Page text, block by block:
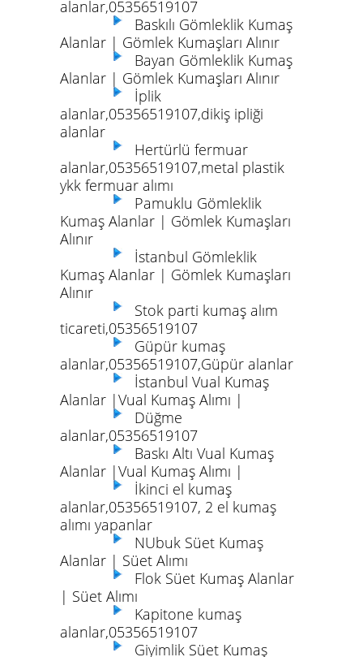
alanlar,05356519107
Baskılı Gömleklik Kumaş
Alanlar | Gömlek Kumaşları Alınır
Bayan Gömleklik Kumaş
Alanlar | Gömlek Kumaşları Alınır
İplik
alanlar,05356519107,dikiş ipliği
alanlar
Hertürlü fermuar
alanlar,05356519107,metal plastik
ykk fermuar alımı
Pamuklu Gömleklik
Kumaş Alanlar | Gömlek Kumaşları
Alınır
İstanbul Gömleklik
Kumaş Alanlar | Gömlek Kumaşları
Alınır
Stok parti kumaş alım
ticareti,05356519107
Güpür kumaş
alanlar,05356519107,Güpür alanlar
İstanbul Vual Kumaş
Alanlar |Vual Kumaş Alımı |
Düğme
alanlar,05356519107
Baskı Altı Vual Kumaş
Alanlar |Vual Kumaş Alımı |
İkinci el kumaş
alanlar,05356519107, 2 el kumaş
alımı yapanlar
NUbuk Süet Kumaş
Alanlar | Süet Alımı
Flok Süet Kumaş Alanlar
| Süet Alımı
Kapitone kumaş
alanlar,05356519107
Giyimlik Süet Kumaş